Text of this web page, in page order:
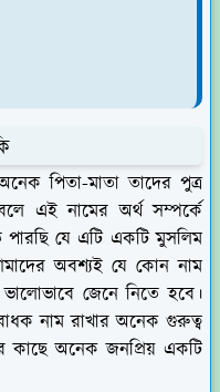
পিতা-মাতা তাদের পুত্র
এই নামের অর্থ সম্পর্কে
যে এটি একটি মুসলিম
অবশ্যই যে কোন নাম
জেনে নিতে হবে।
নাম রাখার অনেক গুরুত্ব
কাছে অনেক জনপ্রিয় একটি